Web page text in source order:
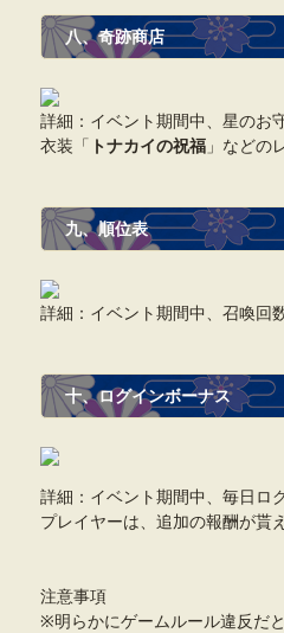
八、奇跡商店
詳細：イベント期間中、星のお
衣装「 トナカイの祝福 」などの
九、順位表
詳細：イベント期間中、召喚回
十、ログインボーナス
詳細：イベント期間中、毎日ロ
プレイヤーは、追加の報酬が貰
注意事項
※明らかにゲームルール違反だ